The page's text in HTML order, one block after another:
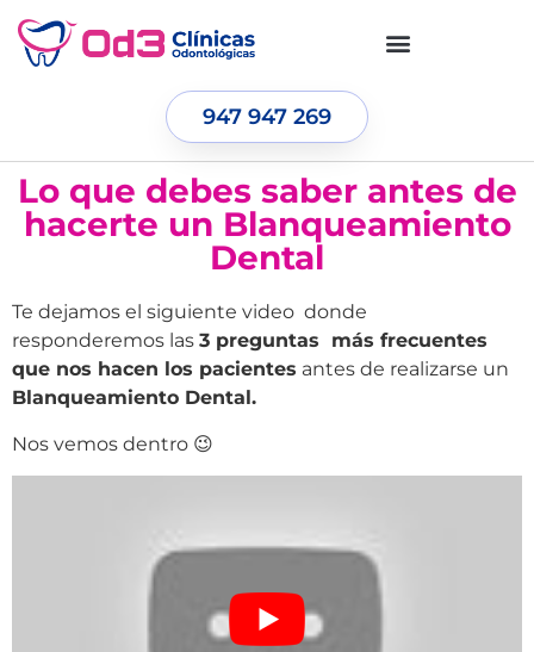
947 947 269
Lo que debes saber antes de
hacerte un Blanqueamiento
Dental
Te dejamos el siguiente video donde
responderemos las 3 preguntas más frecuentes
que nos hacen los pacientes antes de realizarse un
Blanqueamiento Dental.
Nos vemos dentro 😉